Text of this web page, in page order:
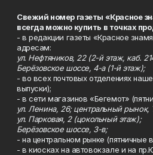
Свежий номер газеты «Красное
всегда можно купить в точках
- в редакции газеты «Красное
адресам:
ул. Нефтяников, 22 (2-й этаж, каб.
Берёзовское шоссе, 4-а (1-й этаж);
- во всех почтовых отделениях
выпуски);
- в сети магазинов «Бегемот»
ул. Ленина, 26; центральный
ул. Парковая, 2 (цокольный этаж);
Берёзовское шоссе, 3-в;
- на центральном рынке (пятничные
- в киосках на автовокзале и на